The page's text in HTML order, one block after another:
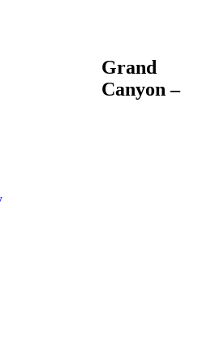
Grand
Canyon –